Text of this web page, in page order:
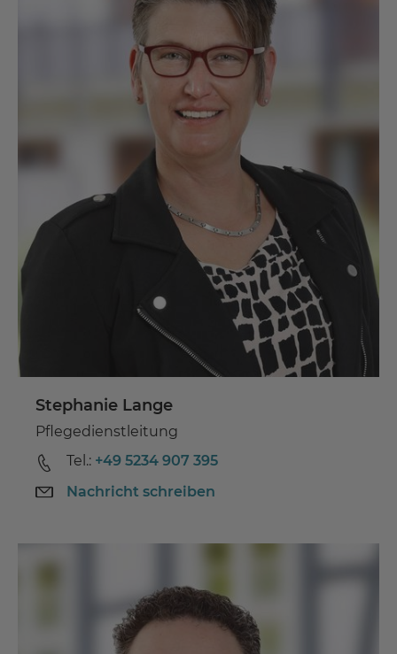
Stephanie Lange
Pflegedienstleitung
Tel.: +49 5234 907 395
Nachricht schreiben